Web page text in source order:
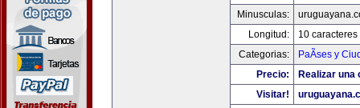
Minusculas:
Longitud:
10 caracteres
Categorias:
PaÃ­ses y
Precio:
Realizar una
Visitar!